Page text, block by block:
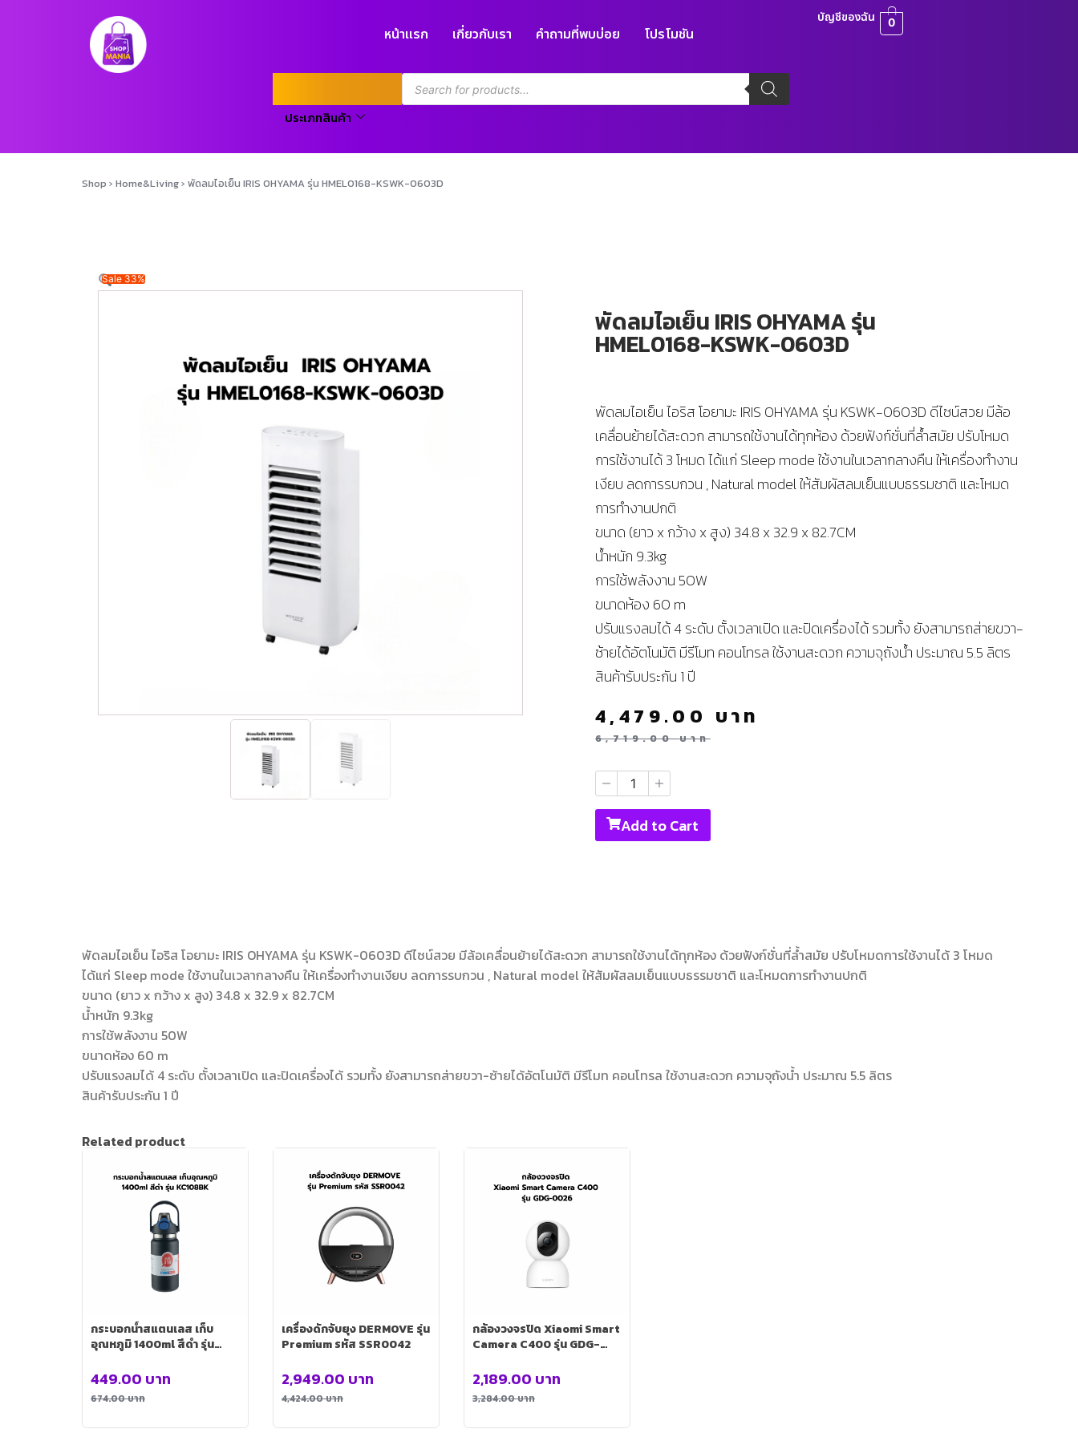
หน้าแรก เกี่ยวกับเรา คำถามที่พบบ่อย โปรโมชัน
ประเภทสินค้า
บัญชีของฉัน 0
Shop › Home&Living› พัดลมไอเย็น IRIS OHYAMA รุ่น HMEL0168-KSWK-0603D
Sale 33%
พัดลมไอเย็น IRIS OHYAMA รุ่น
HMEL0168-KSWK-0603D
พัดลมไอเย็น ไอริส โอยามะ IRIS OHYAMA รุ่น KSWK-0603D ดีไซน์สวย มีล้อ
เคลื่อนย้ายได้สะดวก สามารถใช้งานได้ทุกห้อง ด้วยฟังก์ชั่นที่ล้ำสมัย ปรับโหมด
การใช้งานได้ 3 โหมด ได้แก่ Sleep mode ใช้งานในเวลากลางคืน ให้เครื่องทำงาน
เงียบ ลดการรบกวน , Natural model ให้สัมผัสลมเย็นแบบธรรมชาติ และโหมด
การทำงานปกติ
ขนาด (ยาว x กว้าง x สูง) 34.8 x 32.9 x 82.7CM
น้ำหนัก 9.3kg
การใช้พลังงาน 50W
ขนาดห้อง 60 m
ปรับแรงลมได้ 4 ระดับ ตั้งเวลาเปิด และปิดเครื่องได้ รวมทั้ง ยังสามารถส่ายขวา-
ซ้ายได้อัตโนมัติ มีรีโมท คอนโทรล ใช้งานสะดวก ความจุถังน้ำ ประมาณ 5.5 ลิตร
สินค้ารับประกัน 1 ปี
6,719.00บาท
4,479.00 บาท
Add to Cart
พัดลมไอเย็น ไอริส โอยามะ IRIS OHYAMA รุ่น KSWK-0603D ดีไซน์สวย มีล้อเคลื่อนย้ายได้สะดวก สามารถใช้งานได้ทุกห้อง ด้วยฟังก์ชั่นที่ล้ำสมัย ปรับโหมดการใช้งานได้ 3 โหมด
ได้แก่ Sleep mode ใช้งานในเวลากลางคืน ให้เครื่องทำงานเงียบ ลดการรบกวน , Natural model ให้สัมผัสลมเย็นแบบธรรมชาติ และโหมดการทำงานปกติ
ขนาด (ยาว x กว้าง x สูง) 34.8 x 32.9 x 82.7CM
น้ำหนัก 9.3kg
การใช้พลังงาน 50W
ขนาดห้อง 60 m
ปรับแรงลมได้ 4 ระดับ ตั้งเวลาเปิด และปิดเครื่องได้ รวมทั้ง ยังสามารถส่ายขวา-ซ้ายได้อัตโนมัติ มีรีโมท คอนโทรล ใช้งานสะดวก ความจุถังน้ำ ประมาณ 5.5 ลิตร
สินค้ารับประกัน 1 ปี
Related product
กระบอกน้ำสแตนเลส เก็บ
อุณหภูมิ 1400ml สีดำ รุ่น
674.00บาท
449.00 บาท
เครื่องดักจับยุง DERMOVE รุ่น
Premium รหัส SSR0042
4,424.00บาท
2,949.00 บาท
กล้องวงจรปิด Xiaomi Smart
Camera C400 รุ่น GDG-
3,284.00บาท
2,189.00 บาท